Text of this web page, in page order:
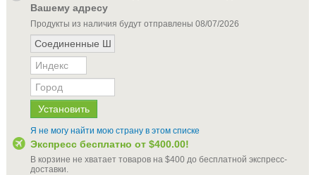
Вашему адресу
Продукты из наличия будут отправлены 08/07/2026
Я не могу найти мою страну в этом списке
Экспресс бесплатно от $400.00!
В корзине не хватает товаров на $400 до бесплатной экспресс-
доставки